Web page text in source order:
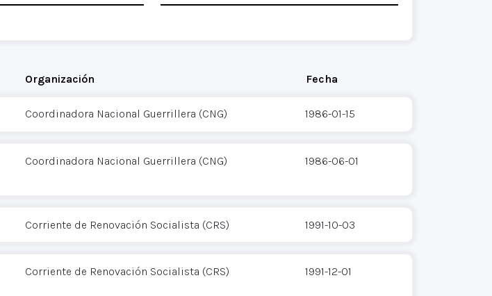
Organización Fecha
Coordinadora Nacional Guerrillera (CNG) 1986-01-15
Coordinadora Nacional Guerrillera (CNG) 1986-06-01
Corriente de Renovación Socialista (CRS) 1991-10-03
Corriente de Renovación Socialista (CRS) 1991-12-01